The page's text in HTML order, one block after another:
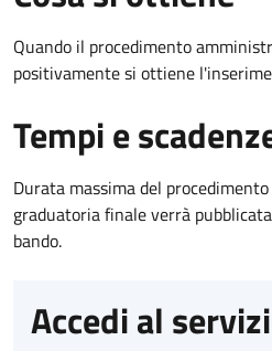
Quando il procedimento
positivamente si ottiene
Tempi e
Durata massima del
graduatoria finale verrà
bando.
Accedi al